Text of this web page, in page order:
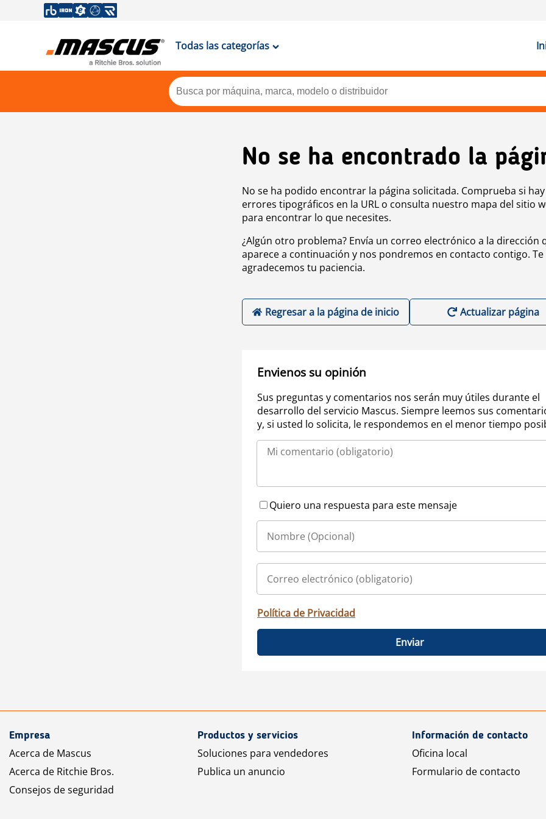
Todas las categorías
No se ha encontrado la
No se ha podido encontrar la página solicitada. Comprueba si hay
errores tipográficos en la URL o consulta nuestro mapa del sitio
para encontrar lo que necesites.
¿Algún otro problema? Envía un correo electrónico a la dirección
aparece a continuación y nos pondremos en contacto contigo. Te
agradecemos tu paciencia.
Regresar a la página de inicio Actualizar página
Envienos su opinión
Sus preguntas y comentarios nos serán muy útiles durante el
desarrollo del servicio Mascus. Siempre leemos sus
y, si usted lo solicita, le respondemos en el menor tiempo
Quiero una respuesta para este mensaje
Política de Privacidad
Enviar
Empresa
Acerca de Mascus
Acerca de Ritchie Bros.
Consejos de seguridad
Productos y servicios
Soluciones para vendedores
Publica un anuncio
Información de contacto
Oficina local
Formulario de contacto